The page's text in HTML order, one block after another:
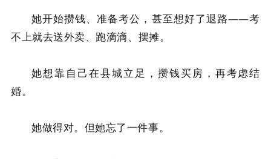
她开始攒钱、准备考公，甚至想好了退路——考
不上就去送外卖、跑滴滴、摆摊。
她想靠自己在县城立足，攒钱买房，再考虑结
婚。
她做得对。但她忘了一件事。